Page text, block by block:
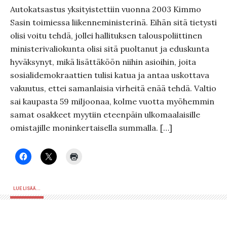
Autokatsastus yksityistettiin vuonna 2003 Kimmo
Sasin toimiessa liikenneministerinä. Eihän sitä tietysti
olisi voitu tehdä, jollei hallituksen talouspoliittinen
ministerivaliokunta olisi sitä puoltanut ja eduskunta
hyväksynyt, mikä lisättäköön niihin asioihin, joita
sosialidemokraattien tulisi katua ja antaa uskottava
vakuutus, ettei samanlaisia virheitä enää tehdä. Valtio
sai kaupasta 59 miljoonaa, kolme vuotta myöhemmin
samat osakkeet myytiin eteenpäin ulkomaalaisille
omistajille moninkertaisella summalla. […]
LUE LISÄÄ...